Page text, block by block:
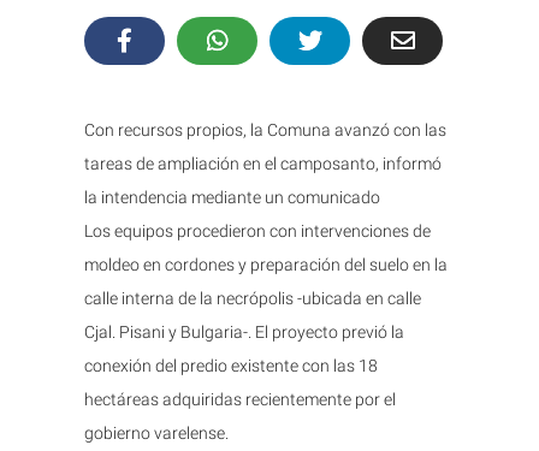
Con recursos propios, la Comuna avanzó con las
tareas de ampliación en el camposanto, informó
la intendencia mediante un comunicado
Los equipos procedieron con intervenciones de
moldeo en cordones y preparación del suelo en la
calle interna de la necrópolis -ubicada en calle
Cjal. Pisani y Bulgaria-. El proyecto previó la
conexión del predio existente con las 18
hectáreas adquiridas recientemente por el
gobierno varelense.